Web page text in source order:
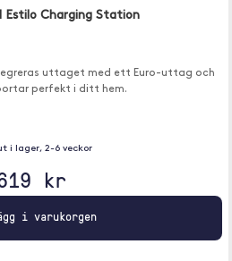
Estilo Charging Station
uttaget med ett Euro-uttag och
perfekt i ditt hem.
i lager, 2-6 veckor
kr
i varukorgen